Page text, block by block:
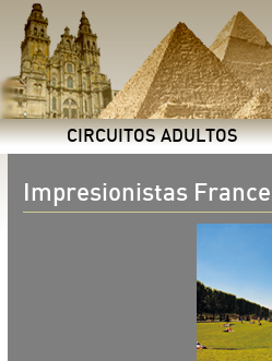
CIRCUITOS ADULTOS
Impresionistas